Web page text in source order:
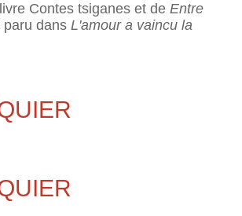
Contes tsiganes et de Entre
paru dans L'amour a vaincu la